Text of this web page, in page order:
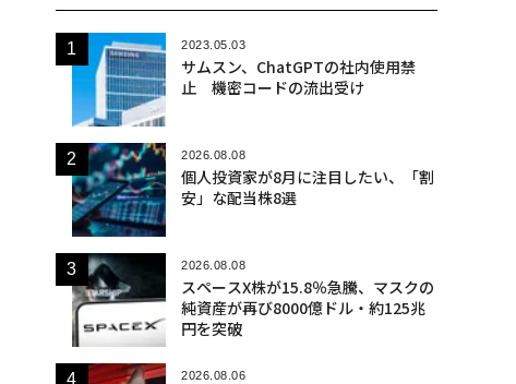
2023.05.03
サムスン、ChatGPTの社内使用禁
止 機密コードの流出受け
2026.08.08
個人投資家が8月に注目したい、「割
安」な配当株8選
2026.08.08
スペースX株が15.8％急騰、マスクの
純資産が再び8000億ドル・約125兆
円を突破
2026.08.06